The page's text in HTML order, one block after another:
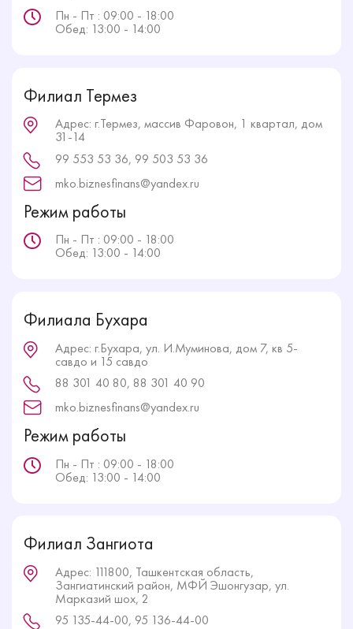
Пн - Пт : 09:00 - 18:00
Обед: 13:00 - 14:00
Филиал Термез
Адрес: г.Термез, массив Фаровон, 1 квартал, дом
31-14
99 553 53 36, 99 503 53 36
mko.biznesfinans@yandex.ru
Режим работы
Пн - Пт : 09:00 - 18:00
Обед: 13:00 - 14:00
Филиала Бухара
Адрес: г.Бухара, ул. И.Муминова, дом 7, кв 5-
савдо и 15 савдо
88 301 40 80, 88 301 40 90
mko.biznesfinans@yandex.ru
Режим работы
Пн - Пт : 09:00 - 18:00
Обед: 13:00 - 14:00
Филиал Зангиота
Адрес: 111800, Ташкентская область,
Зангиатинский район, МФЙ Эшонгузар, ул.
Марказий шох, 2
95 135-44-00, 95 136-44-00